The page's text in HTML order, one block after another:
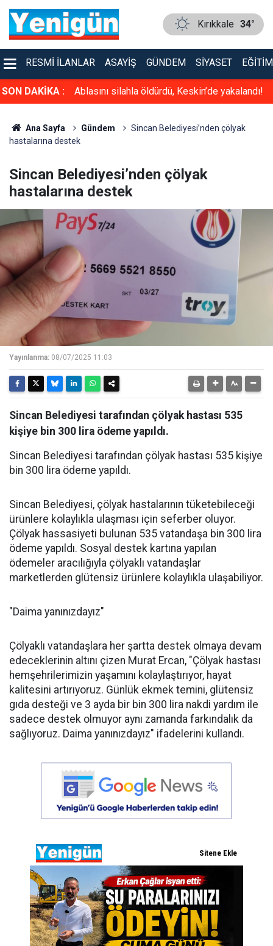
Kırıkkale 34°
RESMI İLANLAR ASAYIŞ GÜNDEM SIYASET EĞITIM
SON DAKİKA :
yakalandı! Ekrem Gök, TSO adaylığını açıkladı: Mavi
Ana Sayfa Gündem
Sincan Belediyesi’nden çölyak
hastalarına destek
Sincan Belediyesi’nden çölyak
hastalarına destek
Yayınlanma: 08/07/2025 11:03
Sincan Belediyesi tarafından çölyak hastası 535
kişiye bin 300 lira ödeme yapıldı.
Sincan Belediyesi tarafından çölyak hastası 535 kişiye
bin 300 lira ödeme yapıldı.
Sincan Belediyesi, çölyak hastalarının tüketebileceği
ürünlere kolaylıkla ulaşması için seferber oluyor.
Çölyak hassasiyeti bulunan 535 vatandaşa bin 300 lira
ödeme yapıldı. Sosyal destek kartına yapılan
ödemeler aracılığıyla çölyaklı vatandaşlar
marketlerden glütensiz ürünlere kolaylıkla ulaşabiliyor.
"Daima yanınızdayız"
Çölyaklı vatandaşlara her şartta destek olmaya devam
edeceklerinin altını çizen Murat Ercan, "Çölyak hastası
hemşehrilerimizin yaşamını kolaylaştırıyor, hayat
kalitesini artırıyoruz. Günlük ekmek temini, glütensiz
gıda desteği ve 3 ayda bir bin 300 lira nakdi yardım ile
sadece destek olmuyor aynı zamanda farkındalık da
sağlıyoruz. Daima yanınızdayız" ifadelerini kullandı.